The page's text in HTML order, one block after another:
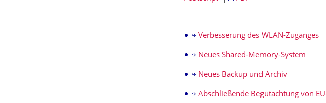
Verbesserung des WLAN-Zuganges
Neues Shared-Memory-System
Neues Backup und Archiv
Abschließende Begutachtung von